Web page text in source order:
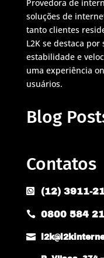
Provedora de
soluções de
tanto clientes
L2K se destaca
estabilidade e
uma experiência
usuários.
Blog
Contatos
 (12) 3911-
 0800 584
